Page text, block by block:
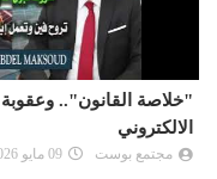
"خلاصة القانون".. وعقوبة
الالكتروني
مجتمع بوست 09 مايو 2026